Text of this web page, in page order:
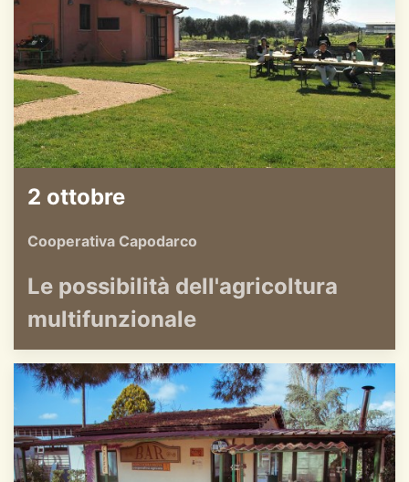
2 ottobre
Cooperativa Capodarco
Le possibilità dell'agricoltura
multifunzionale